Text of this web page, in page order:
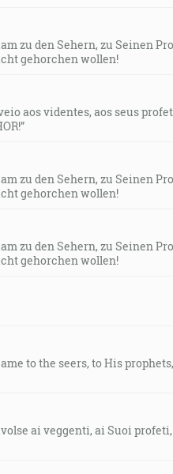
zu den Sehern, zu Seinen
gehorchen wollen!
aos videntes, aos seus
zu den Sehern, zu Seinen
gehorchen wollen!
zu den Sehern, zu Seinen
gehorchen wollen!
to the seers, to His
ai veggenti, ai Suoi